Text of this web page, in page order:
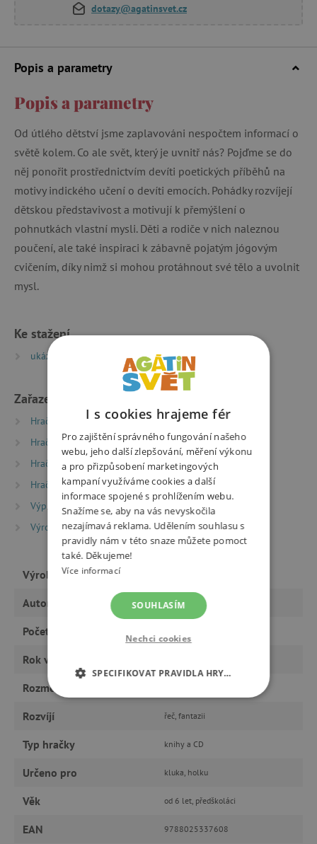
dotazy@agatinsvet.cz
Popis a parametry
Popis a parametry
Od útlého dětství jsme zaplavováni nespočtem informací o
světě kolem. Co ale svět, který je uvnitř nás? Pojďme se do
něj ponořit prostřednictvím devíti poetických příběhů na
motivy indického učení o devíti emocích. Pohádky rozvíjejí
dětskou představivost a motivují k přemýšlení o
pohnutkách vlastní mysli. Děti a rodiče v nich naleznou
poučení, ale také inspiraci k zábavně pojatým jógovým
cvičením, díky nimž si mohou protáhnout své tělo a uvolnit
mysl.
Ke stažení
ukázka z knihy | PDF | 0.03 MB
Zařazeno v kategoriích
Hračky dle typu Knihy
Pohádky
Hračky dle typu
Knihy
Beletrie pro děti
Hračky dle věku
Hry a hračky pro předškoláky
Hračky dle věku
Hry a hračky pro děti od 6 let
Výprodej %
Výrobci
FRAGMENT
Výrobce
Autor Barbora Hu
Počet stran
Rok vydání
Rozměry
Rozvíjí řeč, fantazii
Typ hračky knihy a CD
Určeno pro kluka, holku
Věk od 6 let, předškoláci
EAN 9788025337608
I s cookies hrajeme fér
Pro zajištění správného fungování našeho
webu, jeho další zlepšování, měření výkonu
a pro přizpůsobení marketingových
kampaní využíváme cookies a další
informace spojené s prohlížením webu.
Snažíme se, aby na vás nevyskočila
nezajímavá reklama. Udělením souhlasu s
pravidly nám v této snaze můžete pomoct
také. Děkujeme!
Více informací
SOUHLASÍM
Nechci cookies
SPECIFIKOVAT PRAVIDLA HRY…
MARKETINGOVÉ COOKIES
FUNKČNÍ SOUBORY